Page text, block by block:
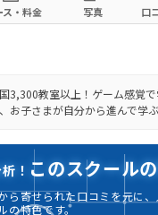
ス・料金 写真 口
3,300教室以上！ゲーム感覚
お子さまが自分から進んで学ぶ
！ このスクール
ら寄せられた口コミを元に
の特色です。